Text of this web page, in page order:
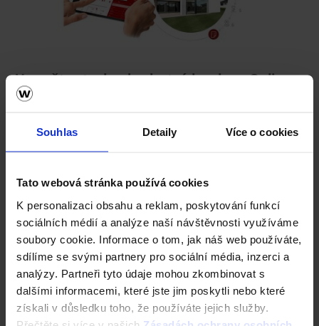
Souhlas Detaily Více o cookies
Tato webová stránka používá cookies
K personalizaci obsahu a reklam, poskytování funkcí
sociálních médií a analýze naší návštěvnosti využíváme
soubory cookie. Informace o tom, jak náš web používáte,
sdílíme se svými partnery pro sociální média, inzerci a
analýzy. Partneři tyto údaje mohou zkombinovat s
dalšími informacemi, které jste jim poskytli nebo které
získali v důsledku toho, že používáte jejich služby.
Vezměte stavbu do vlastních rukou. Online.
3D vizualizace
Komplexní nastavení
ZAČÍT NOVOU KONFIGURACI
Nástroje a služby